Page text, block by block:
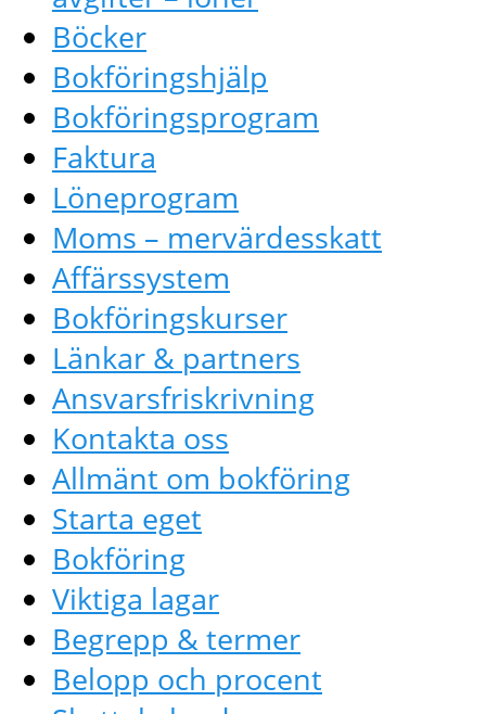
Böcker
Bokföringshjälp
Bokföringsprogram
Faktura
Löneprogram
Moms – mervärdesskatt
Affärssystem
Bokföringskurser
Länkar & partners
Ansvarsfriskrivning
Kontakta oss
Allmänt om bokföring
Starta eget
Bokföring
Viktiga lagar
Begrepp & termer
Belopp och procent